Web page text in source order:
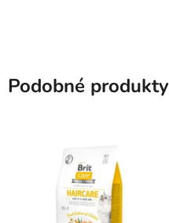
Podobné produkty